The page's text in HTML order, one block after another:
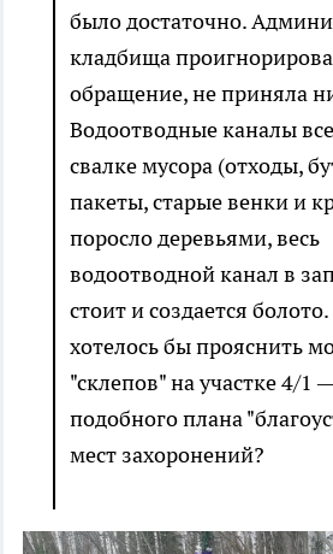
было достаточно.
кладбища
обращение, не приняла
Водоотводные каналы
свалке мусора (отходы,
пакеты, старые венки и
поросло деревьями, весь
водоотводной канал в
стоит и создается
хотелось бы прояснить
"склепов" на участке 4/1
подобного плана
мест захоронений?